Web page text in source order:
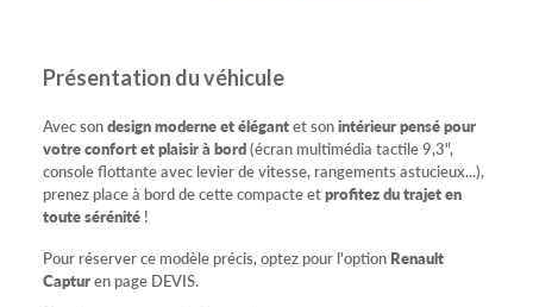
Présentation du véhicule
Avec sondesign moderne et élégantet sonintérieur pensé pour
votre confort et plaisir à bord(écran multimédia tactile 9,3",
console flottante avec levier de vitesse, rangements astucieux...),
prenez place à bord de cette compacte etprofitez du trajet en
toute sérénité !
Pour réserver ce modèle précis, optez pour l'option Renault
Capturen page DEVIS.